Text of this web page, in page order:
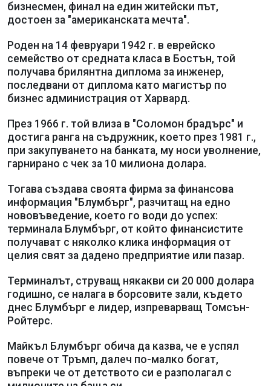
бизнесмен, финал на един житейски път,
достоен за "американската мечта".
Роден на 14 февруари 1942 г. в еврейско
семейство от средната класа в Бостън, той
получава брилянтна диплома за инженер,
последвани от диплома като магистър по
бизнес администрация от Харвард.
През 1966 г. той влиза в "Соломон брадърс" и
достига ранга на съдружник, което през 1981 г.,
при закупуването на банката, му носи уволнение,
гарнирано с чек за 10 милиона долара.
Тогава създава своята фирма за финансова
информация "Блумбърг", разчитащ на едно
нововъведение, което го води до успех:
терминала Блумбърг, от който финансистите
получават с няколко клика информация от
целия свят за дадено предприятие или пазар.
Терминалът, струващ някакви си 20 000 долара
годишно, се налага в борсовите зали, където
днес Блумбърг е лидер, изпреварващ Томсън-
Ройтерс.
Майкъл Блумбърг обича да казва, че е успял
повече от Тръмп, далеч по-малко богат,
въпреки че от детството си е разполагал с